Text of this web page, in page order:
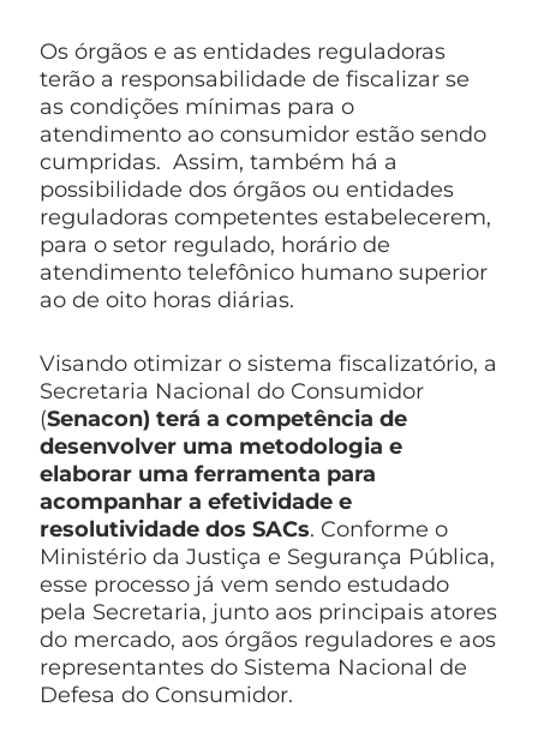
Os órgãos e as entidades reguladoras
terão a responsabilidade de fiscalizar se
as condições mínimas para o
atendimento ao consumidor estão sendo
cumpridas. Assim, também há a
possibilidade dos órgãos ou entidades
reguladoras competentes estabelecerem,
para o setor regulado, horário de
atendimento telefônico humano superior
ao de oito horas diárias.
Visando otimizar o sistema fiscalizatório, a
Secretaria Nacional do Consumidor
(Senacon) terá a competência de
desenvolver uma metodologia e
elaborar uma ferramenta para
acompanhar a efetividade e
resolutividade dos SACs. Conforme o
Ministério da Justiça e Segurança Pública,
esse processo já vem sendo estudado
pela Secretaria, junto aos principais atores
do mercado, aos órgãos reguladores e aos
representantes do Sistema Nacional de
Defesa do Consumidor.